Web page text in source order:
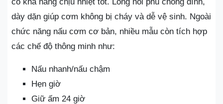
dày dặn giúp cơm không bị cháy và dễ vệ sinh. Ngoài
chức năng nấu cơm cơ bản, nhiều mẫu còn tích hợp
các chế độ thông minh như:
Nấu nhanh/nấu chậm
Hẹn giờ
Giữ ấm 24 giờ